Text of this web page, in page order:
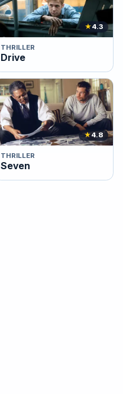
★4.3
THRILLER
Drive
★4.8
THRILLER
Seven